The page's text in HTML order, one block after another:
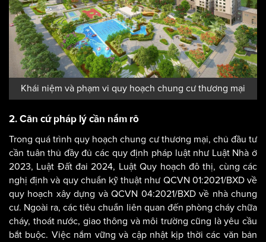
Khái niệm và phạm vi quy hoạch chung cư thương mại
2. Căn cứ pháp lý cần nắm rõ
Trong quá trình quy hoạch chung cư thương mại, chủ đầu tư
cần tuân thủ đầy đủ các quy định pháp luật như Luật Nhà ở
2023, Luật Đất đai 2024, Luật Quy hoạch đô thị, cùng các
nghị định và quy chuẩn kỹ thuật như QCVN 01:2021/BXD về
quy hoạch xây dựng và QCVN 04:2021/BXD về nhà chung
cư. Ngoài ra, các tiêu chuẩn liên quan đến phòng cháy chữa
cháy, thoát nước, giao thông và môi trường cũng là yêu cầu
bắt buộc. Việc nắm vững và cập nhật kịp thời các văn bản